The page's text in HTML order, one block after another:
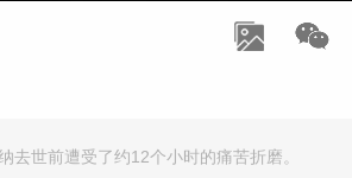
去世前遭受了约12个小时的痛苦折磨。